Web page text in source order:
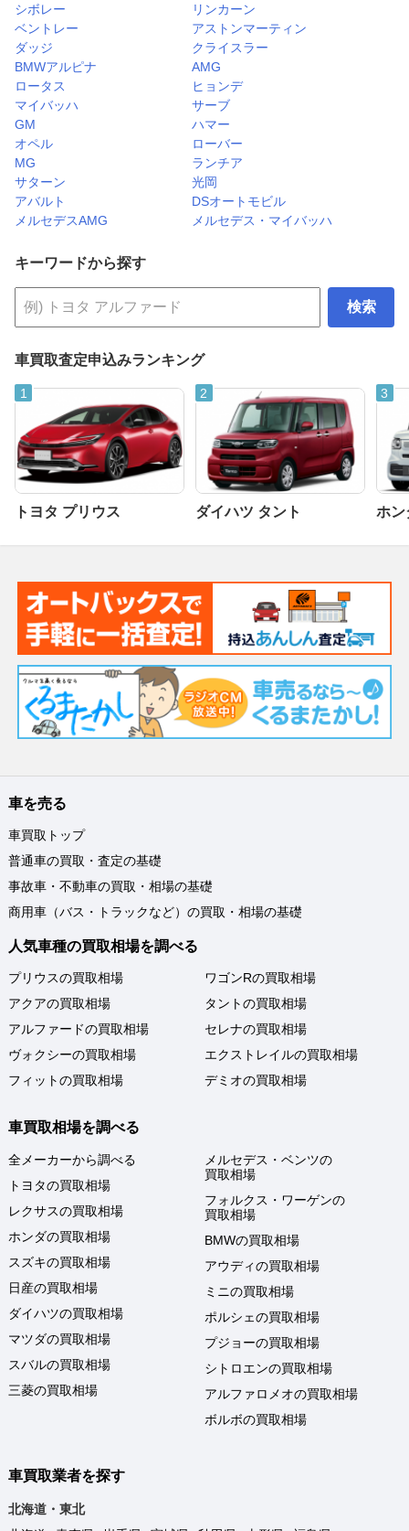
シボレー
リンカーン
ベントレー
アストンマーティン
ダッジ
クライスラー
BMWアルピナ
AMG
ロータス
ヒョンデ
マイバッハ
サーブ
GM
ハマー
オペル
ローバー
MG
ランチア
サターン
光岡
アバルト
DSオートモビル
メルセデスAMG
メルセデス・マイバッハ
キーワードから探す
検索
車買取査定申込みランキング
トヨタ プリウス ダイハツ タント ホン
車を売る
車買取トップ
普通車の買取・査定の基礎
事故車・不動車の買取・相場の基礎
商用車（バス・トラックなど）の買取・相場の基礎
人気車種の買取相場を調べる
プリウスの買取相場
アクアの買取相場
アルファードの買取相場
ヴォクシーの買取相場
フィットの買取相場
ワゴンRの買取相場
タントの買取相場
セレナの買取相場
エクストレイルの買取相場
デミオの買取相場
車買取相場を調べる
全メーカーから調べる
トヨタの買取相場
レクサスの買取相場
ホンダの買取相場
スズキの買取相場
日産の買取相場
ダイハツの買取相場
マツダの買取相場
スバルの買取相場
三菱の買取相場
メルセデス・ベンツの
買取相場
フォルクス・ワーゲンの
買取相場
BMWの買取相場
アウディの買取相場
ミニの買取相場
ポルシェの買取相場
プジョーの買取相場
シトロエンの買取相場
アルファロメオの買取相場
ボルボの買取相場
車買取業者を探す
北海道・東北